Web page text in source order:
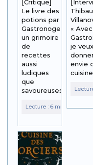
[Critique]
Le livre des
potions par
Gastronogeek :
un grimoire
de
recettes
aussi
ludiques
que
savoureuses
« Avec
je veux
envie